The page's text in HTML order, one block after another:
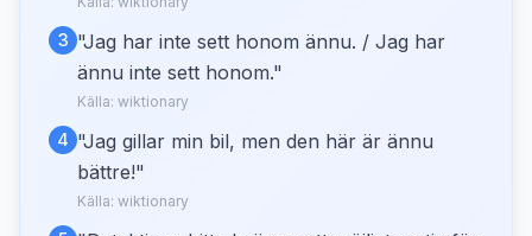
3 "Jag har inte sett honom ännu. / Jag har
ännu inte sett honom."
Källa: wiktionary
4 "Jag gillar min bil, men den här är ännu
bättre!"
Källa: wiktionary